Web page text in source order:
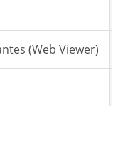
(Web Viewer)